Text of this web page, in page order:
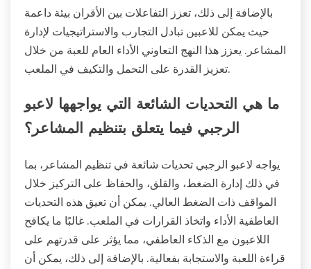
بالإضافة إلى ذلك، تعزز التفاعلات بين الأقران بيئة داعمة
حيث يمكن للاعبين تبادل التجارب والاستراتيجيات لإدارة
المشاعر. يعزز هذا النهج التعاوني الأداء العام للعبة من خلال
تعزيز القدرة على التحمل والتكيف في الملعب.
ما هي التحديات الشائعة التي يواجهها لاعبو
الرجبي فيما يتعلق بتنظيم المشاعر؟
يواجه لاعبو الرجبي تحديات شائعة في تنظيم المشاعر، بما
في ذلك إدارة الضغط، والقلق، والحفاظ على التركيز خلال
المواقف ذات الضغط العالي. يمكن أن تعيق هذه التحديات
العاطفية الأداء واتخاذ القرارات في الملعب. غالبًا ما يكافح
اللاعبون مع الذكاء العاطفي، مما يؤثر على قدرتهم على
قراءة اللعبة والاستجابة بفعالية. بالإضافة إلى ذلك، يمكن أن